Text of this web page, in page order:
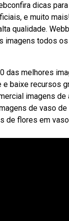
dicas
e muito
qualidade.
imagens todos
melhores
baixe recursos
imagens de
de vaso
de flores em